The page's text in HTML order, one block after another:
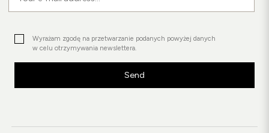
Wyrażam zgodę na przetwarzanie podanych powyżej danych
w celu otrzymywania newslettera.
Send